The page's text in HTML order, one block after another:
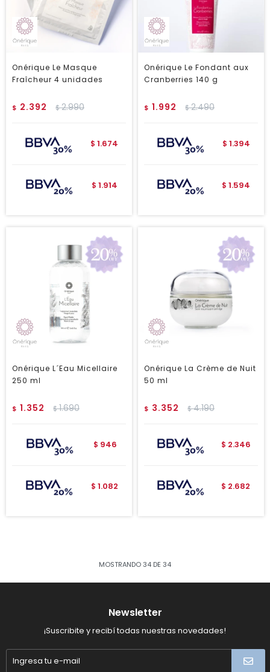
Onérique Le Masque
Fraîcheur 4 unidades
$ 2.392 $2.990
$ 1.674
$ 1.914
Onérique Le Fondant aux
Cranberries 140 g
$ 1.992 $2.490
$ 1.394
$ 1.594
Onérique L´Eau Micellaire
250 ml
$ 1.352 $1.690
$ 946
$ 1.082
Onérique La Crème de Nuit
50 ml
$ 3.352 $4.190
$ 2.346
$ 2.682
MOSTRANDO34 DE 34
Newsletter
¡Suscribite y recibí todas nuestras novedades!